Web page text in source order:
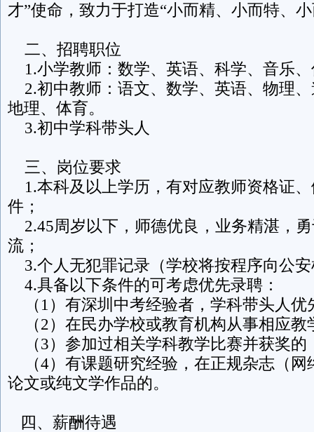
才”使命，致力于打造“小而精、小而特、
二、招聘职位
1.小学教师：数学、英语、科学、音乐
2.初中教师：语文、数学、英语、物理
地理、体育。
3.初中学科带头人
三、岗位要求
1.本科及以上学历，有对应教师资格证
件；
2.45周岁以下，师德优良，业务精湛，
流；
3.个人无犯罪记录（学校将按程序向公
4.具备以下条件的可考虑优先录聘：
（1）有深圳中考经验者，学科带头人优
（2）在民办学校或教育机构从事相应教
（3）参加过相关学科教学比赛并获奖的
（4）有课题研究经验，在正规杂志（网
论文或纯文学作品的。
四、薪酬待遇